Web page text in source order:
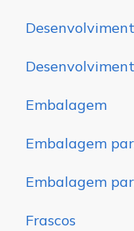
Embalagem
Embalagem
Embalagem
Frascos